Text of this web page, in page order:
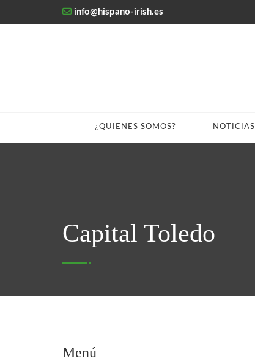
info@hispano-irish.es
¿QUIENES SOMOS? NOTICIAS
Capital Toledo
Menú